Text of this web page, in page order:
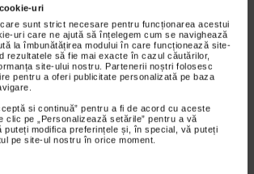
uri
sunt strict necesare pentru funcționarea acestui
uri care ne ajută să înțelegem cum se navighează
la îmbunătățirea modului în care funcționează site-
rezultatele să fie mai exacte în cazul căutărilor,
site-ului nostru. Partenerii noștri folosesc
pentru a oferi publicitate personalizată pe baza
si continuă” pentru a fi de acord cu aceste
clic pe „Personalizează setările” pentru a vă
puteți modifica preferințele și, în special, vă puteți
pe site-ul nostru în orice moment.
si pentru cea mai scurta perioada de
adresati-va imediat unui medic in cazul
(cum ar fi febra si durere) nu dispar sau
pct.2).
PADUDEN DUO pe o perioada mai
simptomele dumneavoastra se
consultati medicul.
impreuna cu alimente sau apa, de
Se va lasa un interval de cel putin 6 ore